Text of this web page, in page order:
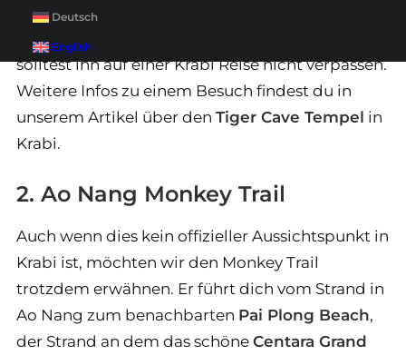
Deutsch
English
Umgebung und das Meer. Es ist zu Recht einer
der beliebtesten Krabi Aussichtspunkte und du
solltest ihn auf einer Krabi Reise nicht verpassen.
Weitere Infos zu einem Besuch findest du in
unserem Artikel über den Tiger Cave Tempel in
Krabi.
2. Ao Nang Monkey Trail
Auch wenn dies kein offizieller Aussichtspunkt in
Krabi ist, möchten wir den Monkey Trail
trotzdem erwähnen. Er führt dich vom Strand in
Ao Nang zum benachbarten Pai Plong Beach,
der Strand an dem das schöne Centara Grand